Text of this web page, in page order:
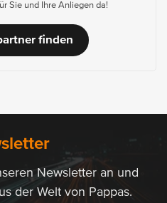
Sie und Ihre Anliegen da!
finden
Newsletter an und
der Welt von Pappas.